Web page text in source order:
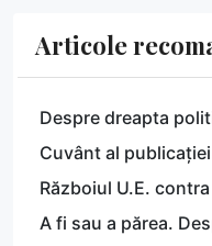
Articole
Despre dreapta
Cuvânt al
Războiul U.E.
A fi sau a părea.